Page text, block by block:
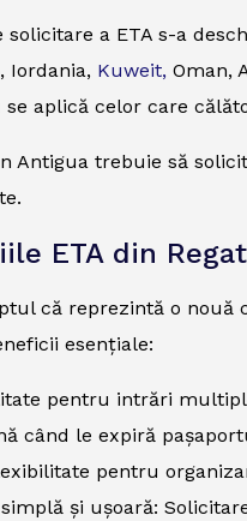
solicitare a ETA s-a
Iordania, Kuweit, Oman,
aplică celor care
Antigua trebuie să
ETA din
că reprezintă o nouă
esențiale:
pentru intrări
când le expiră
pentru
și ușoară: